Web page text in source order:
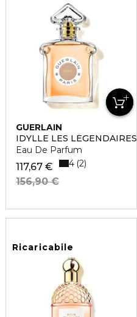
GUERLAIN
IDYLLE LES LÉGENDAIRES
Eau De Parfum
117,67 €
156,90 €
4 2
Ricaricabile